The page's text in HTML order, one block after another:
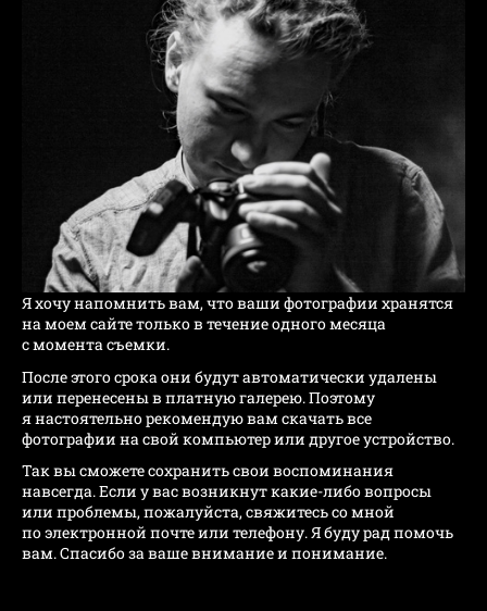
Я хочу напомнить вам, что ваши фотографии хранятся
на моем сайте только в течение одного месяца
с момента съемки.
После этого срока они будут автоматически удалены
или перенесены в платную галерею. Поэтому
я настоятельно рекомендую вам скачать все
фотографии на свой компьютер или другое устройство.
Так вы сможете сохранить свои воспоминания
навсегда. Если у вас возникнут какие-либо вопросы
или проблемы, пожалуйста, свяжитесь со мной
по электронной почте или телефону. Я буду рад помочь
вам. Спасибо за ваше внимание и понимание.